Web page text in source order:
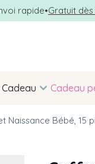
rapide•Gratuit dès
Cadeau
Naissance Bébé, 15